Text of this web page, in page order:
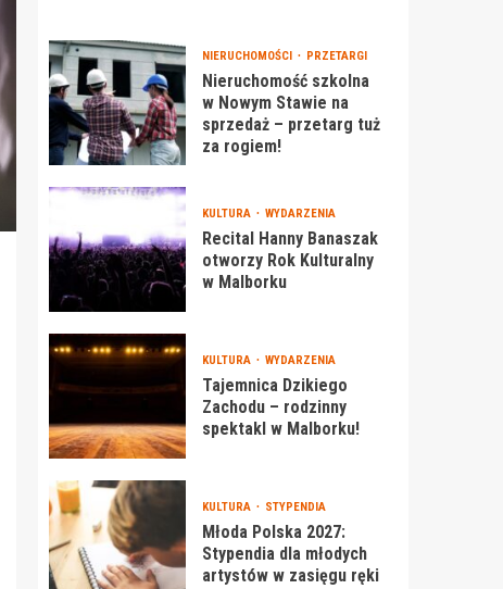
NIERUCHOMOŚCI PRZETARGI
Nieruchomość szkolna
w Nowym Stawie na
sprzedaż – przetarg tuż
za rogiem!
KULTURA WYDARZENIA
Recital Hanny Banaszak
otworzy Rok Kulturalny
w Malborku
KULTURA WYDARZENIA
Tajemnica Dzikiego
Zachodu – rodzinny
spektakl w Malborku!
KULTURA STYPENDIA
Młoda Polska 2027:
Stypendia dla młodych
artystów w zasięgu ręki